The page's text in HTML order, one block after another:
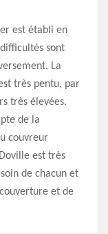
est établi en
sont
La
très pentu, par
très élevées.
de la
couvreur
est très
de chacun et
et de